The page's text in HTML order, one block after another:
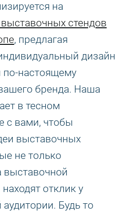
на
стендов
, предлагая
дизайн
по-настоящему
бренда. Наша
в тесном
с вами, чтобы
выставочных
не только
выставочной
отклик у
Будь то